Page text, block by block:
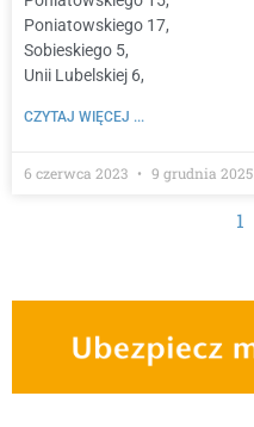
Poniatowskiego 17,
Sobieskiego 5,
Unii Lubelskiej 6,
CZYTAJ WIĘCEJ ...
6 czerwca 2023 9 grudnia 2025
1